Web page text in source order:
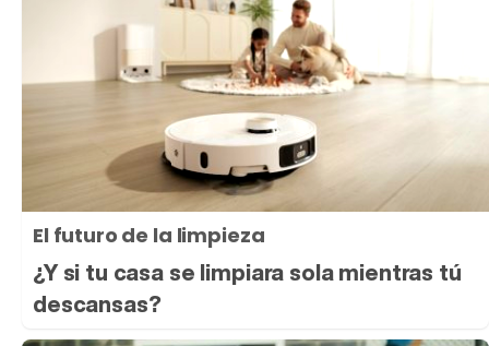
El futuro de la limpieza
¿Y si tu casa se limpiara sola mientras tú
descansas?